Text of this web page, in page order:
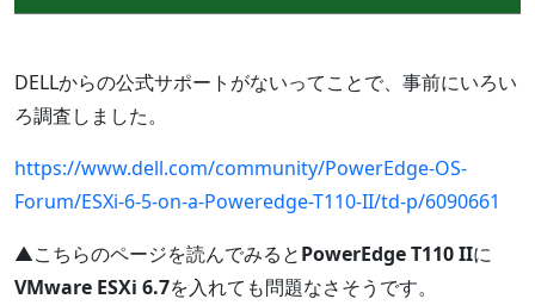
DELLからの公式サポートがないってことで、事前にいろい
ろ調査しました。
https://www.dell.com/community/PowerEdge-OS-
Forum/ESXi-6-5-on-a-Poweredge-T110-II/td-p/6090661
▲こちらのページを読んでみるとPowerEdge T110 IIに
VMware ESXi 6.7を入れても問題なさそうです。